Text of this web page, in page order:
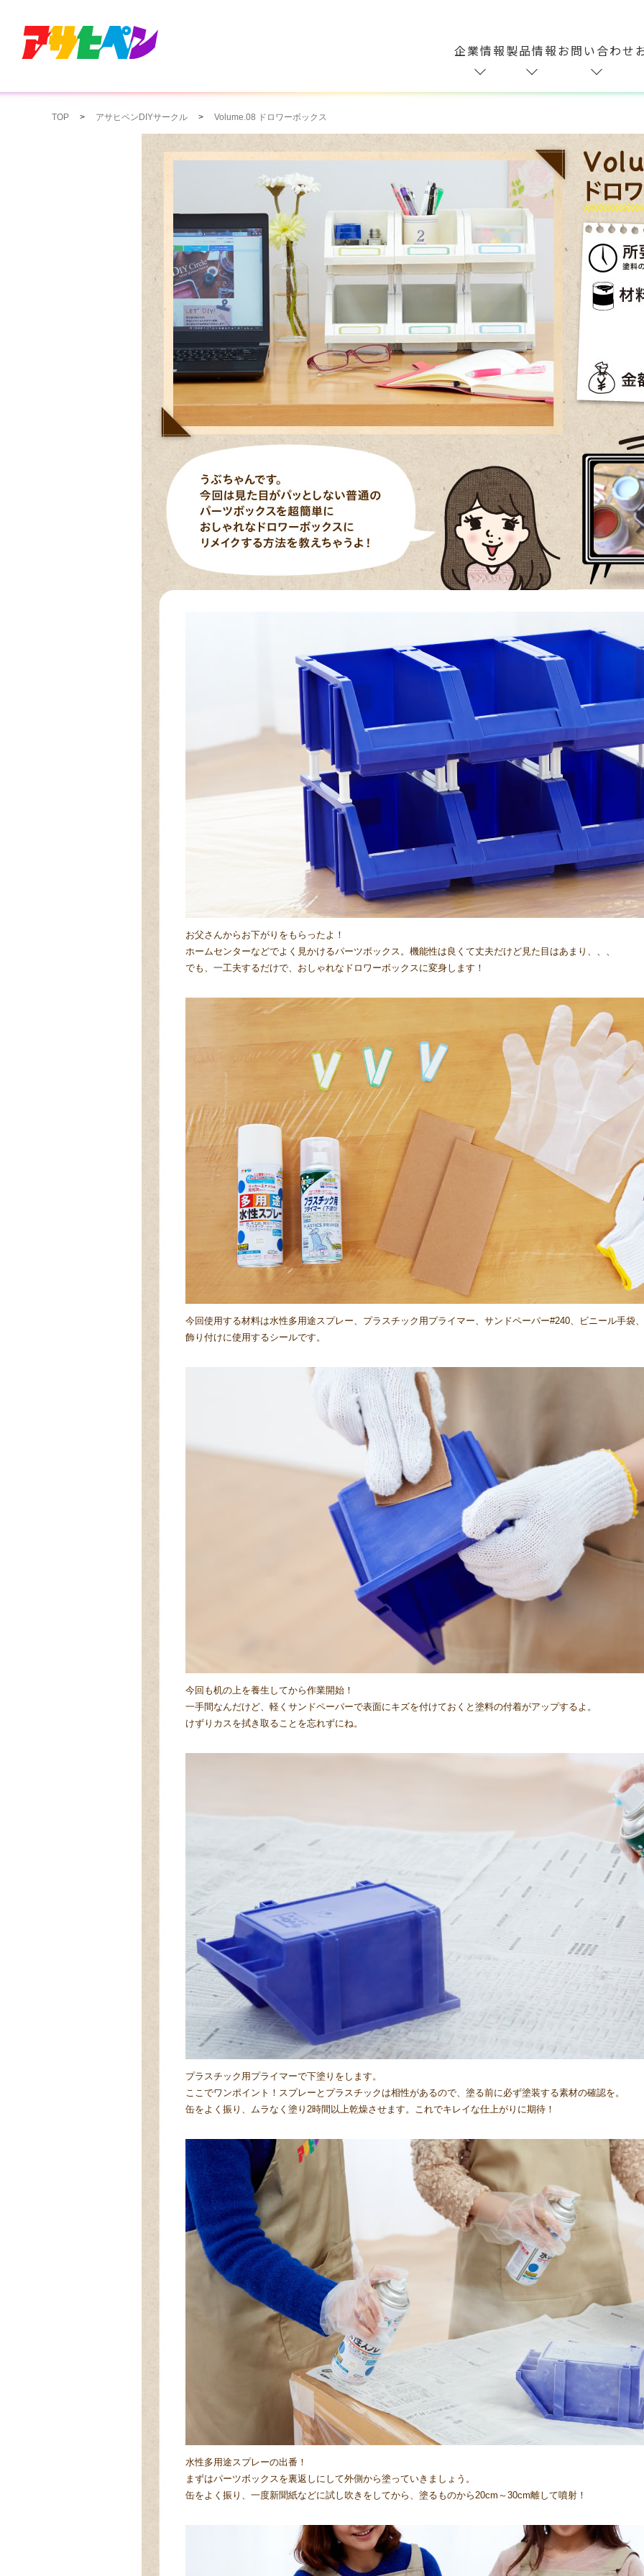
企業情報製品情報お問い合わせ
TOP アサヒペンDIYサークル Volume.08 ドロワーボックス
お父さんからお下がりをもらったよ！
ホームセンターなどでよく見かけるパーツボックス。機能性は良くて丈夫だけど見た目はあまり、、、
でも、一工夫するだけで、おしゃれなドロワーボックスに変身します！
今回使用する材料は水性多用途スプレー、プラスチック用プライマー、サンドペーパー#240、ビニール手袋
飾り付けに使用するシールです。
今回も机の上を養生してから作業開始！
一手間なんだけど、軽くサンドペーパーで表面にキズを付けておくと塗料の付着がアップするよ。
けずりカスを拭き取ることを忘れずにね。
プラスチック用プライマーで下塗りをします。
ここでワンポイント！スプレーとプラスチックは相性があるので、塗る前に必ず塗装する素材の確認を。
缶をよく振り、ムラなく塗り2時間以上乾燥させます。これでキレイな仕上がりに期待！
水性多用途スプレーの出番！
まずはパーツボックスを裏返しにして外側から塗っていきましょう。
缶をよく振り、一度新聞紙などに試し吹きをしてから、塗るものから20cm～30cm離して噴射！